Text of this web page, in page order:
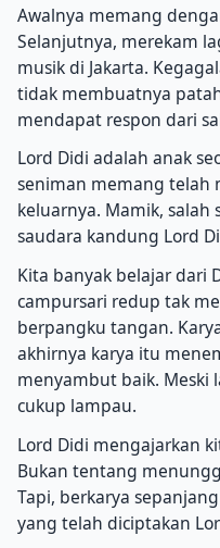
Awalnya memang
Selanjutnya, merekam
musik di Jakarta.
tidak membuatnya
mendapat respon dari
Lord Didi adalah anak
seniman memang telah
keluarnya. Mamik,
saudara kandung Lord
Kita banyak belajar dari
campursari redup tak
berpangku tangan.
akhirnya karya itu
menyambut baik. Meski
cukup lampau.
Lord Didi mengajarkan
Bukan tentang
Tapi, berkarya
yang telah diciptakan